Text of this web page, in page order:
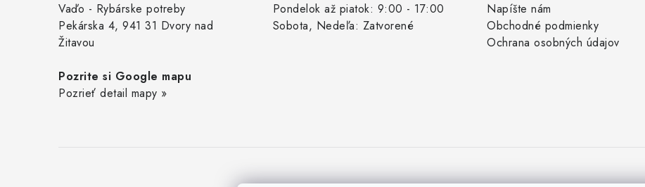
Vaďo - Rybárske potreby
Pekárska 4, 941 31 Dvory nad
Žitavou
Pozrite si Google mapu
Pozrieť detail mapy »
Pondelok až piatok: 9:00 - 17:00
Sobota, Nedeľa: Zatvorené
Napíšte nám
Obchodné podmienky
Ochrana osobných údajov